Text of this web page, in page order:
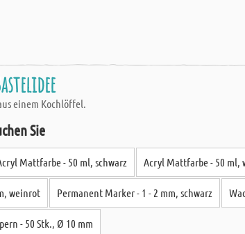
einem Kochlöffel.
Sie
Mattfarbe - 50 ml, schwarz Acryl Mattfarbe - 50 ml,
weinrot Permanent Marker - 1 - 2 mm, schwarz
- 50 Stk., Ø 10 mm